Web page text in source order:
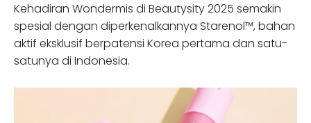
Kehadiran Wondermis di Beautysity 2025 semakin
spesial dengan diperkenalkannya Starenol™, bahan
aktif eksklusif berpatensi Korea pertama dan satu-
satunya di Indonesia.